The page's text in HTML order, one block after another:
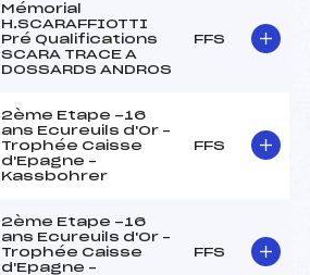
Mémorial
H.SCARAFFIOTTI
Pré Qualifications
SCARA TRACE A
DOSSARDS ANDROS
FFS
2ème Etape -16
ans Ecureuils d'Or –
Trophée Caisse
d'Epagne –
Kassbohrer
FFS
2ème Etape -16
ans Ecureuils d'Or –
Trophée Caisse
d'Epagne –
FFS